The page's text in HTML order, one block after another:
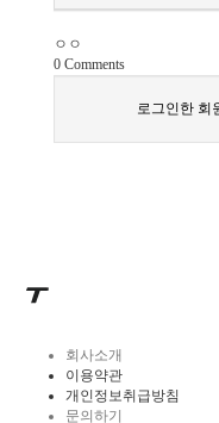
ㅇㅇ
0 Comments
로그인한 회
회사소개
이용약관
개인정보취급방침
문의하기